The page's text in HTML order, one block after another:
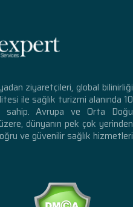
ziyaretçileri, global bilinirliği
ile sağlık turizmi alanında 10
sahip. Avrupa ve Orta Doğu
dünyanın pek çok yerinden
ve güvenilir sağlık hizmetleri